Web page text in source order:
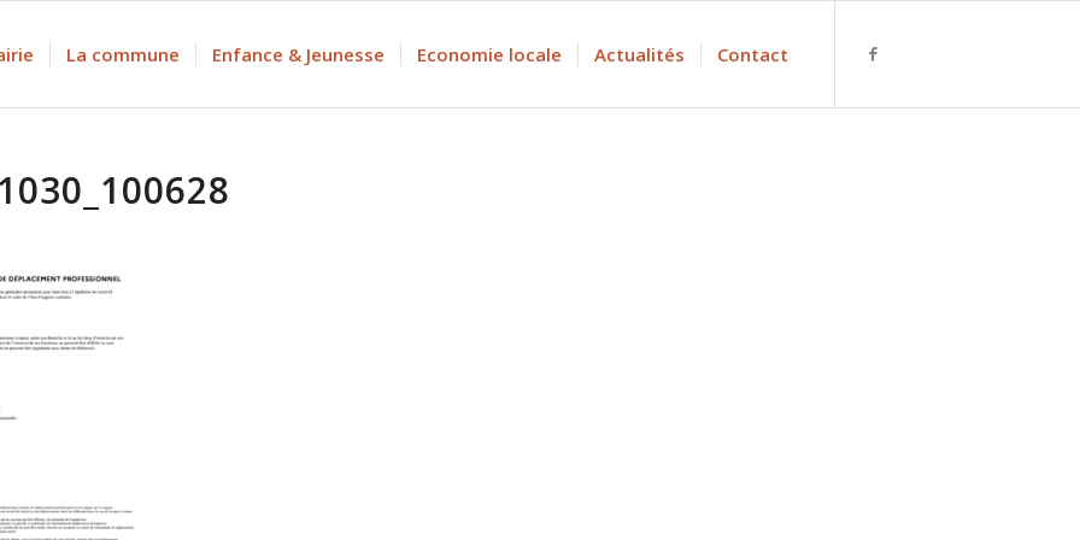
La commune Enfance & Jeunesse Economie locale Actualités Contact